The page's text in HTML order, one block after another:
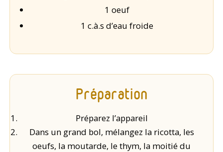
1 oeuf
1 c.à.s d’eau froide
Préparation
Préparez l’appareil
Dans un grand bol, mélangez la ricotta, les
oeufs, la moutarde, le thym, la moitié du